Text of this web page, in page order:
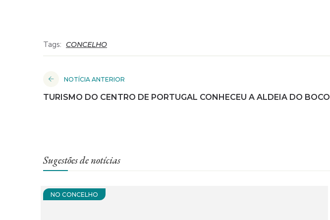
Tags: CONCELHO
NOTÍCIA ANTERIOR
TURISMO DO CENTRO DE PORTUGAL CONHECEU A ALDEIA DO BOCO
Sugestões de notícias
NO CONCELHO